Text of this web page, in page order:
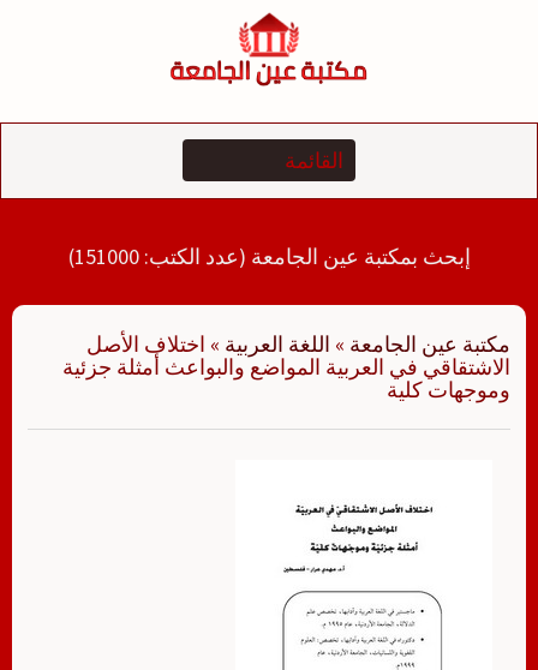
إبحث بمكتبة عين الجامعة (عدد الكتب: 151000)
مكتبة عين الجامعة » اللغة العربية » اختلاف الأصل
الاشتقاقي في العربية المواضع والبواعث أمثلة جزئية
وموجهات كلية